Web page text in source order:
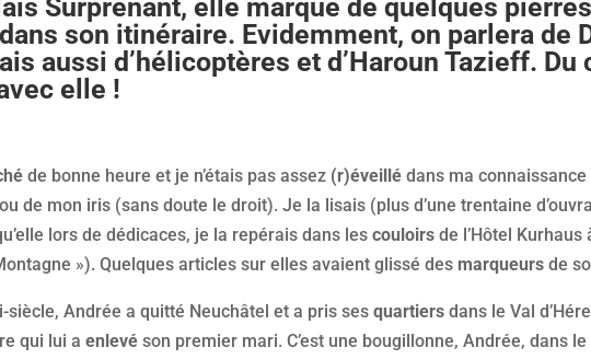
Surprenant, elle marque de quelques
son itinéraire. Evidemment, on parlera de
aussi d’hélicoptères et d’Haroun Tazieff.
elle !
de bonne heure et je n’étais pas assez (r)éveillé dans ma connaissance
de mon iris (sans doute le droit). Je la lisais (plus d’une trentaine
lors de dédicaces, je la repérais dans lescouloirs de l’Hôtel Kurhaus
»). Quelques articles sur elles avaient glissé des marqueurs de
siècle, Andrée a quitté Neuchâtel et a pris sesquartiers dans le Val
qui lui aenlevé son premier mari. C’est une bougillonne, Andrée, dans